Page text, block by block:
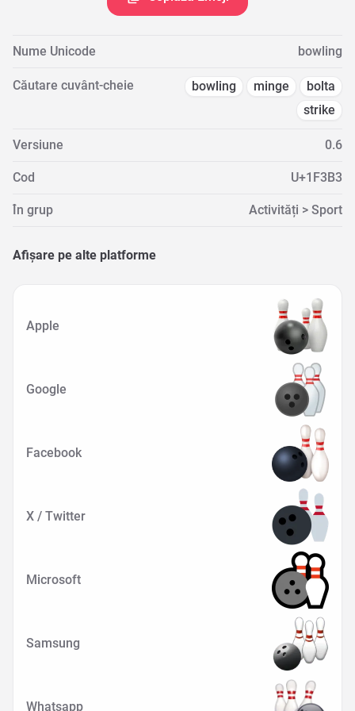
Nume Unicode bowling
Căutare cuvânt-cheie bowling minge
bolta
strike
Versiune 0.6
Cod U+1F3B3
În grup Activități > Sport
Afișare pe alte platforme
Apple
Google
Facebook
X / Twitter
Microsoft
Samsung
Whatsapp